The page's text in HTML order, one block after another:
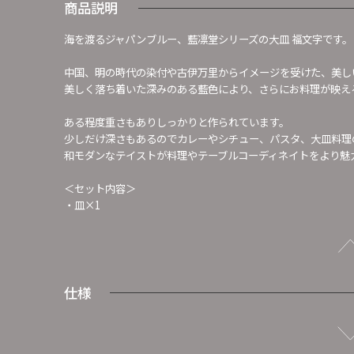
商品説明
海を渡るジャパンブルー、藍凛堂シリーズの大皿 福文字です。
中国、明の時代の染付や古伊万里からイメージを受けた、美
美しく落ち着いた深みのある藍色により、さらにお料理が映
ある程度重さもありしっかりと作られています。
少しだけ深さもあるのでカレーやシチュー、パスタ、大皿料
和モダンなテイストが料理やテーブルコーディネイトをより魅
＜セット内容＞
・皿×1
仕様